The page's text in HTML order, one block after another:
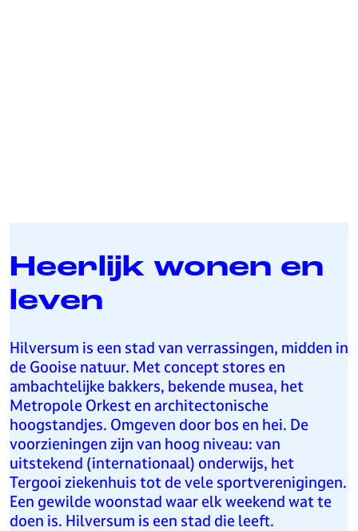
Heerlijk wonen en
leven
Hilversum is een stad van verrassingen, midden in
de Gooise natuur. Met concept stores en
ambachtelijke bakkers, bekende musea, het
Metropole Orkest en architectonische
hoogstandjes. Omgeven door bos en hei. De
voorzieningen zijn van hoog niveau: van
uitstekend (internationaal) onderwijs, het
Tergooi ziekenhuis tot de vele sportverenigingen.
Een gewilde woonstad waar elk weekend wat te
doen is. Hilversum is een stad die leeft.